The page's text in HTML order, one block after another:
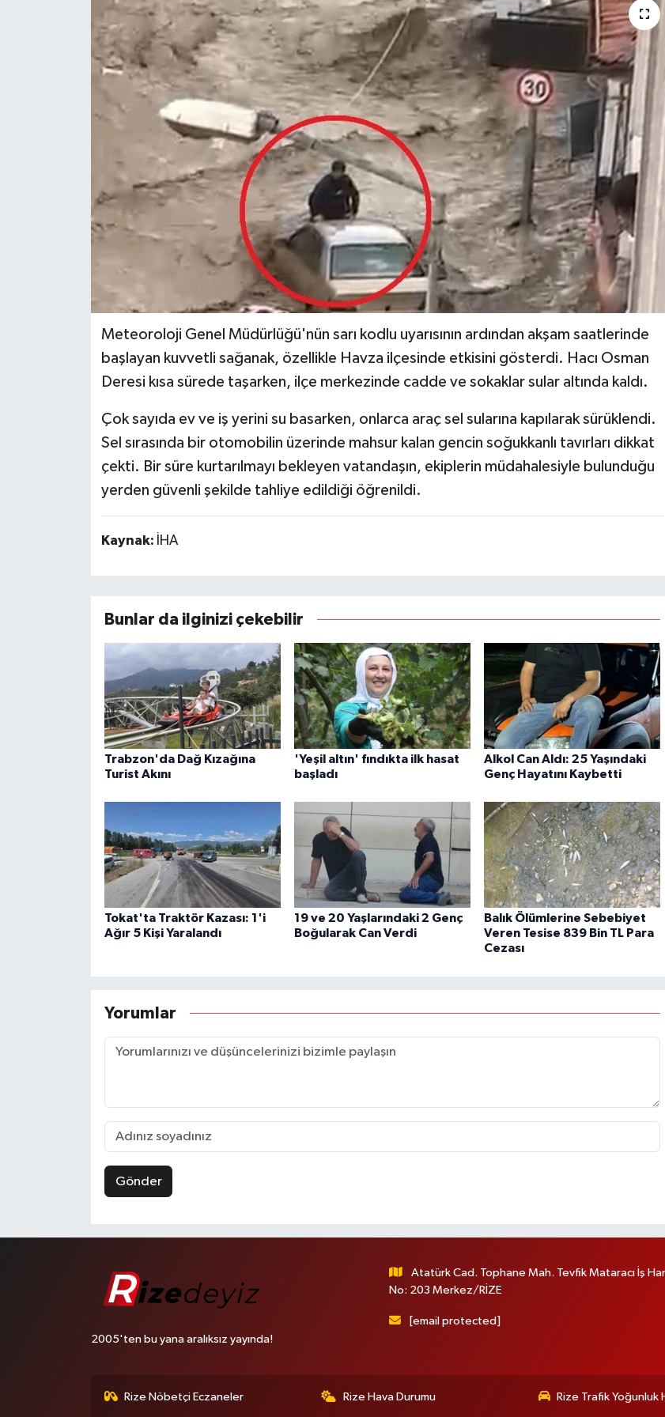
Meteoroloji Genel Müdürlüğü'nün sarı kodlu uyarısının ardından akşam saatlerinde
başlayan kuvvetli sağanak, özellikle Havza ilçesinde etkisini gösterdi. Hacı Osman
Deresi kısa sürede taşarken, ilçe merkezinde cadde ve sokaklar sular altında kaldı.
Çok sayıda ev ve iş yerini su basarken, onlarca araç sel sularına kapılarak sürüklendi.
Sel sırasında bir otomobilin üzerinde mahsur kalan gencin soğukkanlı tavırları dikkat
çekti. Bir süre kurtarılmayı bekleyen vatandaşın, ekiplerin müdahalesiyle bulunduğu
yerden güvenli şekilde tahliye edildiği öğrenildi.
Kaynak: İHA
Bunlar da ilginizi çekebilir
Trabzon'da Dağ Kızağına
Turist Akını
'Yeşil altın' fındıkta ilk hasat
başladı
Alkol Can Aldı: 25 Yaşındaki
Genç Hayatını Kaybetti
Tokat'ta Traktör Kazası: 1'i
Ağır 5 Kişi Yaralandı
19 ve 20 Yaşlarındaki 2 Genç
Boğularak Can Verdi
Balık Ölümlerine Sebebiyet
Veren Tesise 839 Bin TL Para
Cezası
Yorumlar
Gönder
2005'ten bu yana aralıksız yayında!
Atatürk Cad. Tophane Mah. Tevfik Mataracı İş
No: 203 Merkez/RİZE
[email protected]
Rize Nöbetçi Eczaneler Rize Hava Durumu Rize Trafik Yoğunluk